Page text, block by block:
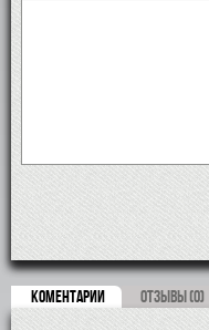
КОМЕНТАРИИ ОТЗЫВЫ (0)